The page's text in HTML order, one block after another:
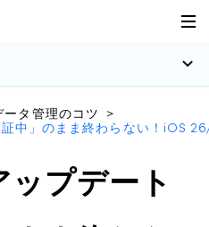
ータ管理のコツ
>
中」のまま終わらない！iOS
ップデート